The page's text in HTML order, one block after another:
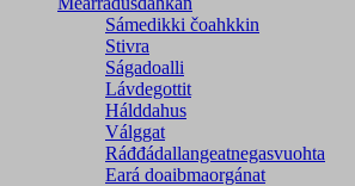
Sámedikki čoahkkin
Stivra
Ságadoalli
Lávdegottit
Hálddahus
Válggat
Ráđđádallangeatnegas­vuohta
Eará doaibmaorgánat